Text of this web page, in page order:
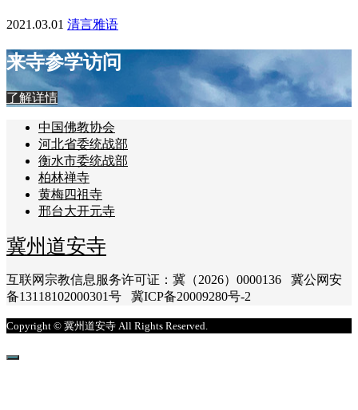
2021.03.01 清言雅语
来寺参学访问
了解详情
中国佛教协会
河北省委统战部
衡水市委统战部
柏林禅寺
黄梅四祖寺
邢台大开元寺
冀州道安寺
互联网宗教信息服务许可证：冀（2026）0000136 冀公网安
备13118102000301号 冀ICP备20009280号-2
Copyright © 冀州道安寺 All Rights Reserved.